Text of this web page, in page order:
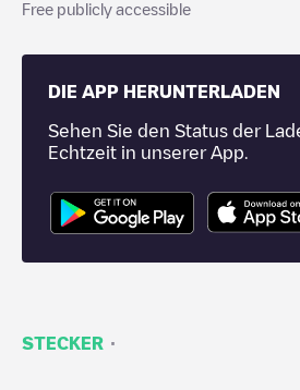
Free publicly accessible
DIE APP HERUNTERLADEN
Sehen Sie den Status der
Echtzeit in unserer App.
STECKER ·